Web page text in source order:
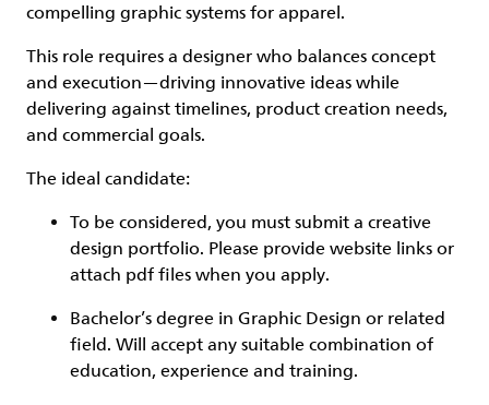
compelling graphic systems for apparel.
This role requires a designer who balances concept
and execution—driving innovative ideas while
delivering against timelines, product creation needs,
and commercial goals.
The ideal candidate:
To be considered, you must submit a creative
design portfolio. Please provide website links or
attach pdf files when you apply.
Bachelor’s degree in Graphic Design or related
field. Will accept any suitable combination of
education, experience and training.